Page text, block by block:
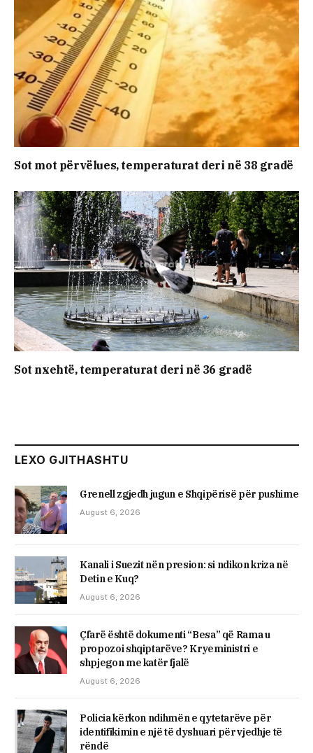
Sot mot përvëlues, temperaturat deri në 38 gradë
Sot nxehtë, temperaturat deri në 36 gradë
LEXO GJITHASHTU
Grenell zgjedh jugun e Shqipërisë për pushime
August 6, 2026
Kanali i Suezit nën presion: si ndikon kriza në
Detin e Kuq?
August 6, 2026
Çfarë është dokumenti “Besa” që Rama u
propozoi shqiptarëve? Kryeministri e
shpjegon me katër fjalë
August 6, 2026
Policia kërkon ndihmën e qytetarëve për
identifikimin e një të dyshuari për vjedhje të
rëndë